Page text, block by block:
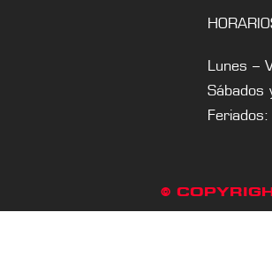
Lunes –
Sábados
Feriados:
©